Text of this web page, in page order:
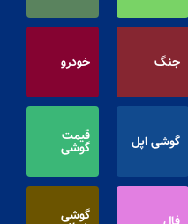
جنگ خودرو
گوشی اپل قیمت
گوشی
گوشی